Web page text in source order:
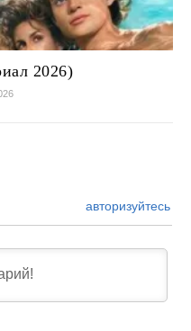
2026)
авторизуйтесь